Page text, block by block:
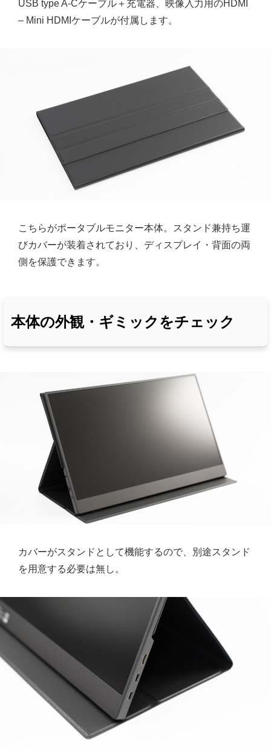
USB type A-Cケーブル＋充電器、映像入力用のHDMI
– Mini HDMIケーブルが付属します。
こちらがポータブルモニター本体。スタンド兼持ち運
びカバーが装着されており、ディスプレイ・背面の両
側を保護できます。
本体の外観・ギミックをチェック
カバーがスタンドとして機能するので、別途スタンド
を用意する必要は無し。